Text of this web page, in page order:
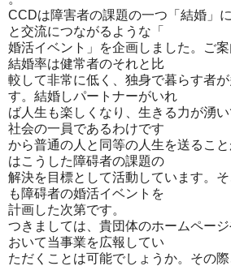
CCDは障害者の課題の一つ「結婚」
と交流につながるような「
婚活イベント」を企画しました。
ご
結婚率は健常者のそれと比
較して非常に低く、独身で暮らす者
す。 結婚しパートナーがいれ
ば人生も楽しくなり、生きる力が湧い
社会の一員であるわけです
から普通の人と同等の人生を送ること
はこうした障碍者の課題の
解決を目標として活動しています。
も障碍者の婚活イベントを
計画した次第です。
つきましては、 貴団体のホームペー
おいて当事業を広報してい
ただくことは可能でしょうか。その